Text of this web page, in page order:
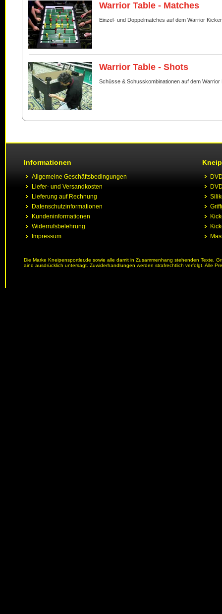
Warrior Table - Matches
Einzel- und Doppelmatches auf dem Warrior Kicker
Warrior Table - Shots
Schüsse & Schusskombinationen auf dem Warrior
Informationen
Allgemeine Geschäftsbedingungen
Liefer- und Versandkosten
Lieferung auf Rechnung
Datenschutzinformationen
Kundeninformationen
Widerrufsbelehrung
Impressum
Die Marke Kneipensportler.de sowie alle damit in Zusammenhang stehenden Texte,
aind ausdrücklich untersagt. Zuwiderhandlungen werden strafrechtlich verfolgt. Alle